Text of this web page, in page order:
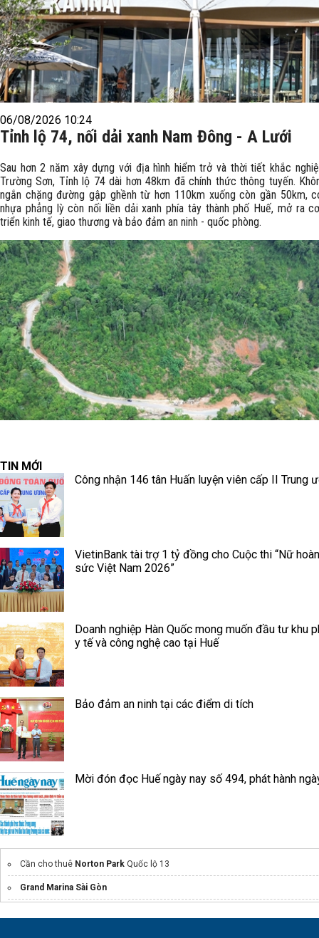
06/08/2026 10:24
Tỉnh lộ 74, nối dải xanh Nam Đông - A Lưới
Sau hơn 2 năm xây dựng với địa hình hiểm trở và thời tiết khắc
Trường Sơn, Tỉnh lộ 74 dài hơn 48km đã chính thức thông tuyến.
ngắn chặng đường gập ghềnh từ hơn 110km xuống còn gần 50km,
nhựa phẳng lỳ còn nối liền dải xanh phía tây thành phố Huế, mở ra
triển kinh tế, giao thương và bảo đảm an ninh - quốc phòng.
TIN MỚI
Công nhận 146 tân Huấn luyện viên cấp II Trung
VietinBank tài trợ 1 tỷ đồng cho Cuộc thi “Nữ
sức Việt Nam 2026”
Doanh nghiệp Hàn Quốc mong muốn đầu tư khu
y tế và công nghệ cao tại Huế
Bảo đảm an ninh tại các điểm di tích
Mời đón đọc Huế ngày nay số 494, phát hành
Cần cho thuê Norton Park Quốc lộ 13
Grand Marina Sài Gòn